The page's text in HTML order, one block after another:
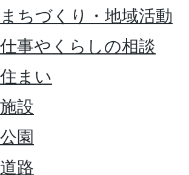
まちづくり・地域活動
仕事やくらしの相談
住まい
施設
公園
道路